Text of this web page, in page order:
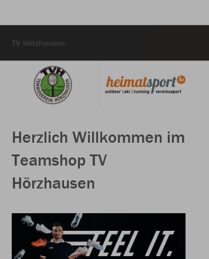
TV Hörzhausen
Herzlich Willkommen im
Teamshop TV
Hörzhausen